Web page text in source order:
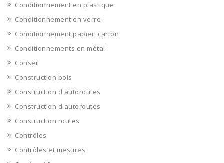
Conditionnement en plastique
Conditionnement en verre
Conditionnement papier, carton
Conditionnements en métal
Conseil
Construction bois
Construction d'autoroutes
Construction d'autoroutes
Construction routes
Contrôles
Contrôles et mesures